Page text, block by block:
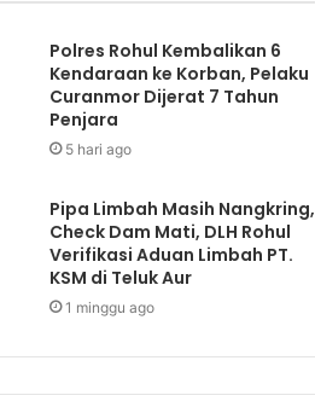
Polres Rohul Kembalikan 6
Kendaraan ke Korban, Pelaku
Curanmor Dijerat 7 Tahun
Penjara
5 hari ago
Pipa Limbah Masih Nangkring,
Check Dam Mati, DLH Rohul
Verifikasi Aduan Limbah PT.
KSM di Teluk Aur
1 minggu ago